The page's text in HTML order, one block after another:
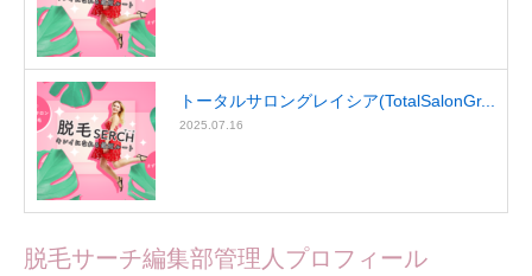
トータルサロングレイシア(TotalSalonGr...
2025.07.16
脱毛サーチ編集部管理人プロフィール